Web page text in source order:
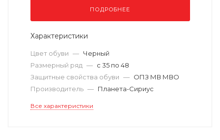
ПОДРОБНЕЕ
Характеристики
Цвет обуви — Черный
Размерный ряд — с 35 по 48
Защитные свойства обуви — ОПЗ МВ МВО
Производитель — Планета-Сириус
Все характеристики